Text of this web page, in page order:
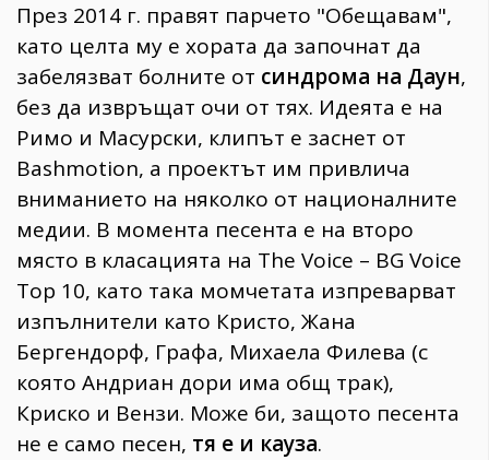
През 2014 г. правят парчето "Обещавам",
като целта му е хората да започнат да
забелязват болните от синдрома на Даун,
без да извръщат очи от тях. Идеята е на
Римо и Масурски, клипът е заснет от
Bashmotion, а проектът им привлича
вниманието на няколко от националните
медии. В момента песента е на второ
място в класацията на The Voice – BG Voice
Top 10, като така момчетата изпреварват
изпълнители като Кристо, Жана
Бергендорф, Графа, Михаела Филева (с
която Андриан дори има общ трак),
Криско и Вензи. Може би, защото песента
не е само песен, тя е и кауза.